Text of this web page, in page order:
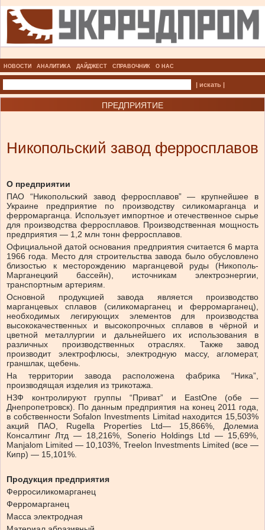
НОВОСТИ АНАЛИТИКА ДАЙДЖЕСТ СПРАВОЧНИК О НАС
| искать |
ПРЕДПРИЯТИЕ
Никопольский завод ферросплавов
О предприятии
ПАО “Никопольский завод ферросплавов” — крупнейшее в
Украине предприятие по производству силикомарганца и
ферромарганца. Использует импортное и отечественное сырье
для производства ферросплавов. Производственная мощность
предприятия — 1,2 млн тонн ферросплавов.
Официальной датой основания предприятия считается 6 марта
1966 года. Место для строительства завода было обусловлено
близостью к месторождению марганцевой руды (Никополь-
Марганецкий бассейн), источникам электроэнергии,
транспортным артериям.
Основной продукцией завода является производство
марганцевых сплавов (силикомарганец и ферромарганец),
необходимых легирующих элементов для производства
высококачественных и высокопрочных сплавов в чёрной и
цветной металлургии и дальнейшего их использования в
различных производственных отраслях. Также завод
производит электрофлюсы, электродную массу, агломерат,
граншлак, щебень.
На территории завода расположена фабрика “Ника”,
производящая изделия из трикотажа.
НЗФ контролируют группы “Приват” и EastOne (обе —
Днепропетровск). По данным предприятия на конец 2011 года,
в собственности Sofalon Investments Limitad находится 15,503%
акций ПАО, Rugella Properties Ltd— 15,866%, Долемиа
Консалтинг Лтд — 18,216%, Sonerio Holdings Ltd — 15,69%,
Manjalom Limited — 10,103%, Treelon Investments Limited (все —
Кипр) — 15,101%.
Продукция предприятия
Ферросиликомарганец
Ферромарганец
Масса электродная